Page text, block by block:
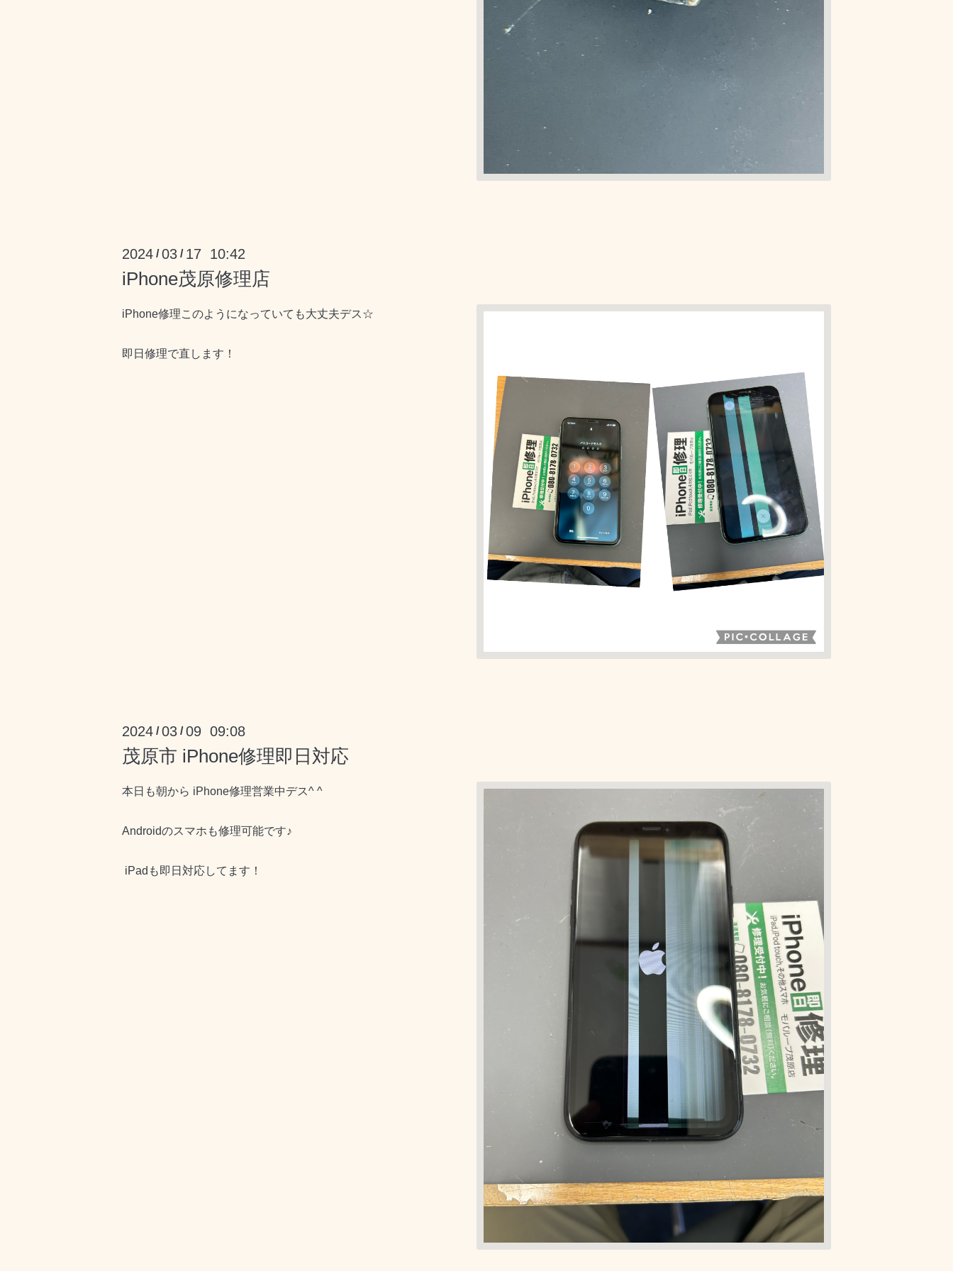
2024 /03 / 17 10:42
iPhone茂原修理店
iPhone修理このようになっていても大丈夫デス☆
即日修理で直します！
2024 /03 /09 09:08
茂原市 iPhone修理即日対応
本日も朝から iPhone修理営業中デス^ ^
Androidのスマホも修理可能です♪
iPadも即日対応してます！